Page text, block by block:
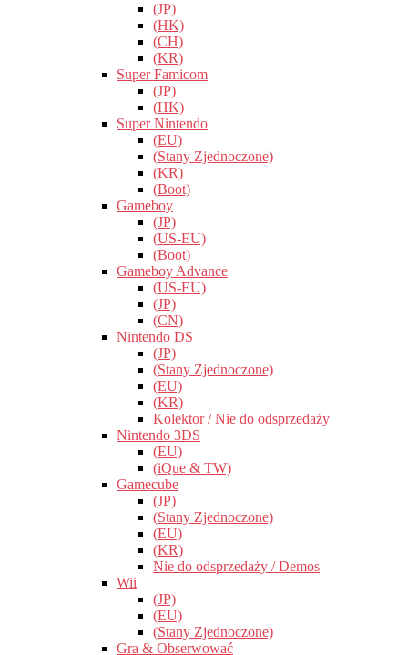
(JP)
(HK)
(CH)
(KR)
Super Famicom
(JP)
(HK)
Super Nintendo
(EU)
(Stany Zjednoczone)
(KR)
(Boot)
Gameboy
(JP)
(US-EU)
(Boot)
Gameboy Advance
(US-EU)
(JP)
(CN)
Nintendo DS
(JP)
(Stany Zjednoczone)
(EU)
(KR)
Kolektor / Nie do odsprzedaży
Nintendo 3DS
(EU)
(iQue & TW)
Gamecube
(JP)
(Stany Zjednoczone)
(EU)
(KR)
Nie do odsprzedaży / Demos
Wii
(JP)
(EU)
(Stany Zjednoczone)
Gra & Obserwować